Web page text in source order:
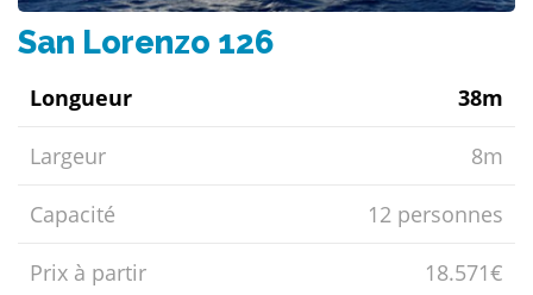
San Lorenzo 126
Longueur 38m
Largeur 8m
Capacité 12 personnes
Prix ​​à partir 18.571€